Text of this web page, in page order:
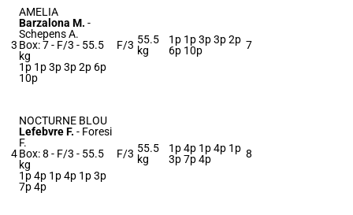
3
AMELIA
Barzalona M. -
Schepens A.
Box: 7 - F/3 - 55.5
kg
1p 1p 3p 3p 2p 6p
10p
F/3 55.5
kg
1p 1p 3p 3p 2p
6p 10p
7
4
NOCTURNE BLOU
Lefebvre F. - Foresi
F.
Box: 8 - F/3 - 55.5
kg
1p 4p 1p 4p 1p 3p
7p 4p
F/3 55.5
kg
1p 4p 1p 4p 1p
3p 7p 4p
8